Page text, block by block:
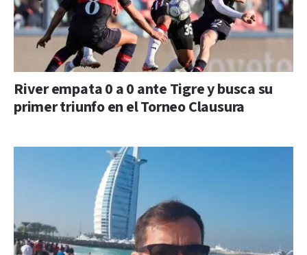
River empata 0 a 0 ante Tigre y busca su
primer triunfo en el Torneo Clausura